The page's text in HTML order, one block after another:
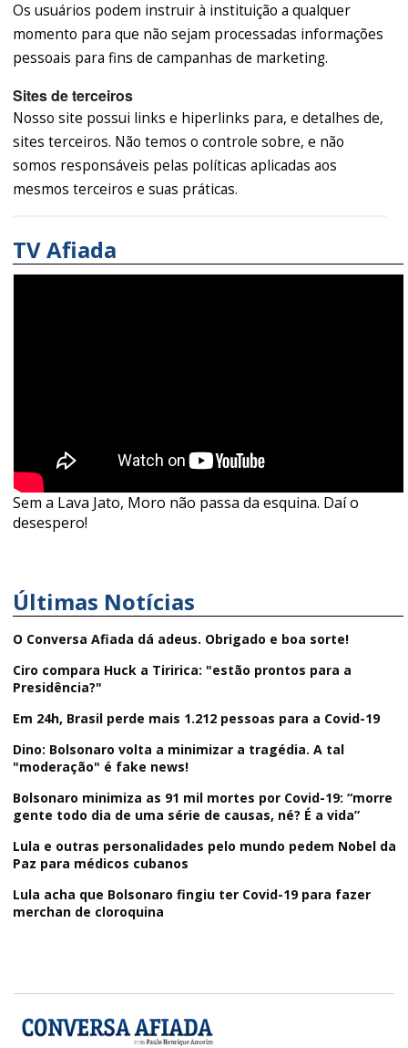
Os usuários podem instruir à instituição a qualquer
momento para que não sejam processadas informações
pessoais para fins de campanhas de marketing.
Sites de terceiros
Nosso site possui links e hiperlinks para, e detalhes de,
sites terceiros. Não temos o controle sobre, e não
somos responsáveis pelas políticas aplicadas aos
mesmos terceiros e suas práticas.
TV Afiada
Sem a Lava Jato, Moro não passa da esquina. Daí o
desespero!
Últimas Notícias
O Conversa Afiada dá adeus. Obrigado e boa sorte!
Ciro compara Huck a Tiririca: "estão prontos para a
Presidência?"
Em 24h, Brasil perde mais 1.212 pessoas para a Covid-19
Dino: Bolsonaro volta a minimizar a tragédia. A tal
"moderação" é fake news!
Bolsonaro minimiza as 91 mil mortes por Covid-19: “morre
gente todo dia de uma série de causas, né? É a vida”
Lula e outras personalidades pelo mundo pedem Nobel da
Paz para médicos cubanos
Lula acha que Bolsonaro fingiu ter Covid-19 para fazer
merchan de cloroquina